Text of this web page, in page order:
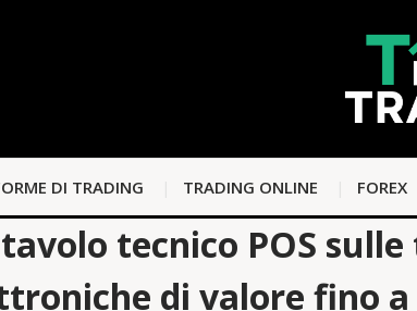
DI TRADING TRADING ONLINE FOREX
tecnico POS
di valore fino a